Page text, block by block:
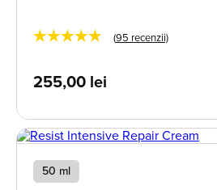
★★★★★ (95 recenzii)
255,00 lei
50 ml